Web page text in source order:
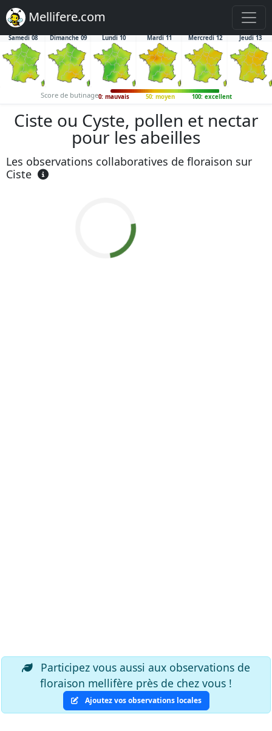
Mellifere.com
Samedi 08 Dimanche 09 Lundi 10 Mardi 11 Mercredi 12 Jeudi 13
Score de butinage0: mauvais 50: moyen 100: excellent
Ciste ou Cyste, pollen et nectar
pour les abeilles
Les observations collaboratives de floraison sur
Ciste
Participez vous aussi aux observations de
floraison mellifère près de chez vous !
Ajoutez vos observations locales